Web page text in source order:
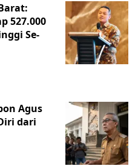
527.000
Se-
Agus
dari